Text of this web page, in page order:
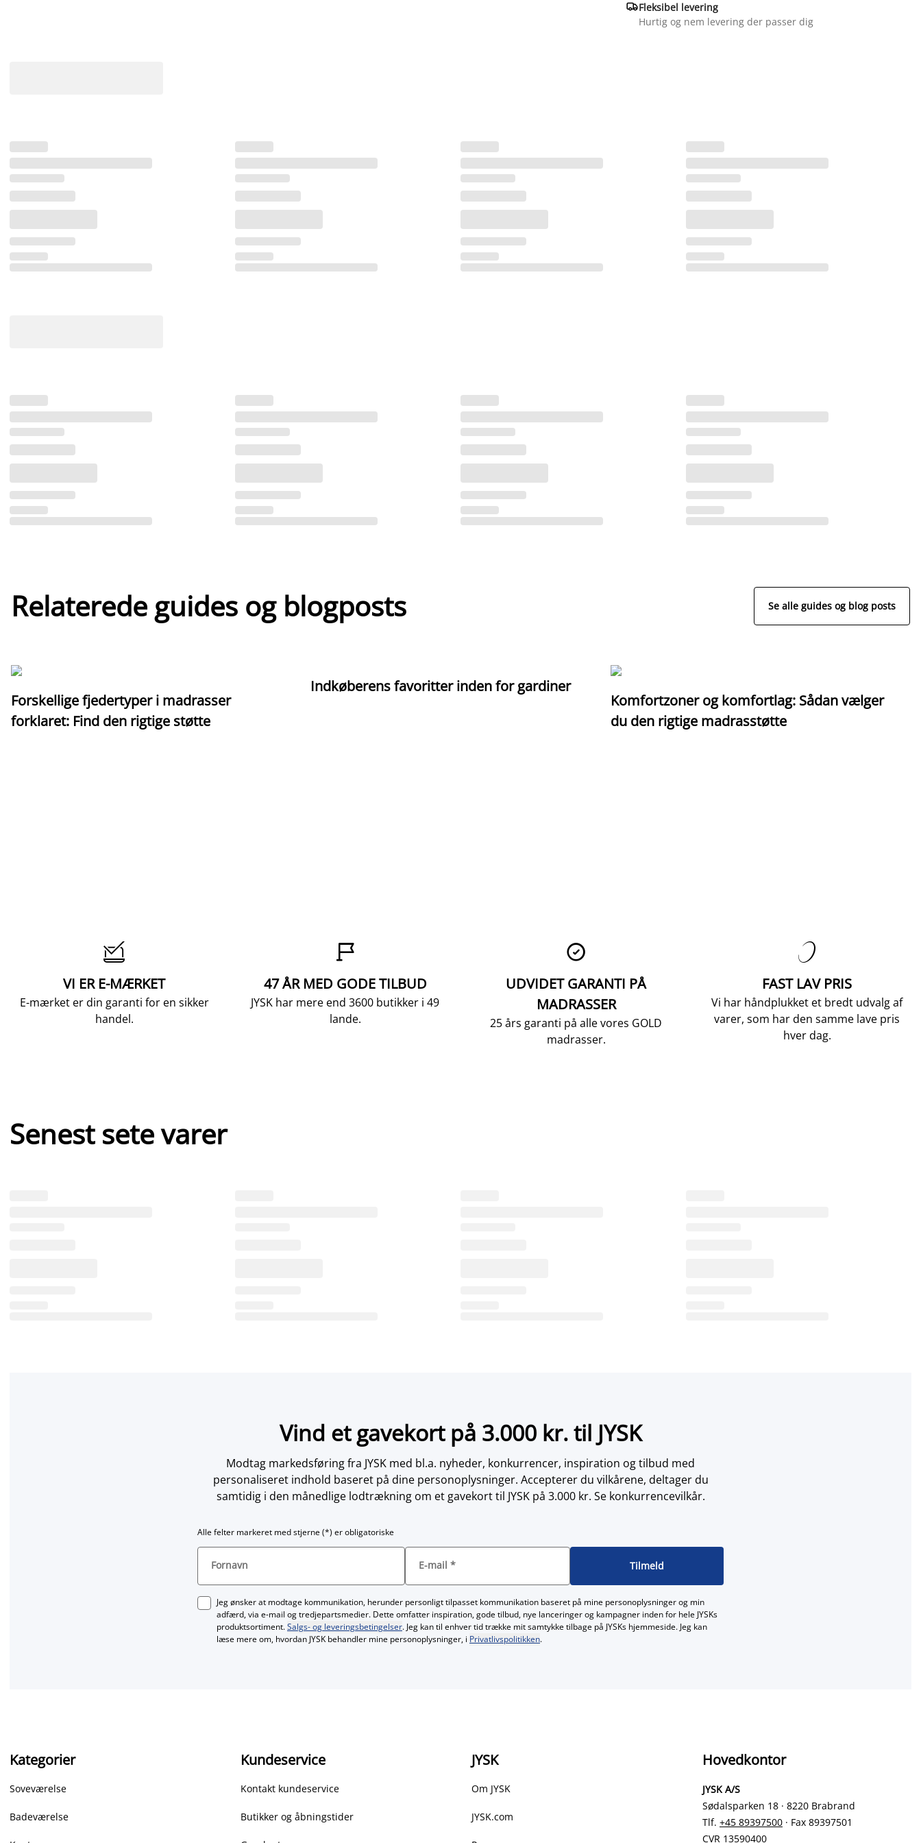
Fleksibel levering
Hurtig og nem levering der passer dig
Relaterede guides og blogposts Se alle guides og blog posts
Forskellige fjedertyper i madrasser
forklaret: Find den rigtige støtte
Indkøberens favoritter inden for gardiner
Komfortzoner og komfortlag: Sådan vælger
du den rigtige madrasstøtte

VI ER E-MÆRKET
E-mærket er din garanti for en sikker
handel.

47 ÅR MED GODE TILBUD
JYSK har mere end 3600 butikker i 49
lande.

UDVIDET GARANTI PÅ
MADRASSER
25 års garanti på alle vores GOLD
madrasser.

FAST LAV PRIS
Vi har håndplukket et bredt udvalg af
varer, som har den samme lave pris
hver dag.
Senest sete varer
Vind et gavekort på 3.000 kr. til JYSK
Modtag markedsføring fra JYSK med bl.a. nyheder, konkurrencer, inspiration og tilbud med
personaliseret indhold baseret på dine personoplysninger. Accepterer du vilkårene, deltager du
samtidig i den månedlige lodtrækning om et gavekort til JYSK på 3.000 kr. Se konkurrencevilkår.
Alle felter markeret med stjerne (*) er obligatoriske
Fornavn E-mail * Tilmeld
Jeg ønsker at modtage kommunikation, herunder personligt tilpasset kommunikation baseret på mine personoplysninger og min
adfærd, via e‑mail og tredjepartsmedier. Dette omfatter inspiration, gode tilbud, nye lanceringer og kampagner inden for hele JYSKs
produktsortiment.Salgs- og leveringsbetingelser. Jeg kan til enhver tid trække mit samtykke tilbage på JYSKs hjemmeside. Jeg kan
læse mere om, hvordan JYSK behandler mine personoplysninger, i Privatlivspolitikken.
Kategorier
Soveværelse
Badeværelse
Kundeservice
Kontakt kundeservice
Butikker og åbningstider
JYSK
Om JYSK
JYSK.com
Hovedkontor
JYSK A/S
Sødalsparken 18 · 8220 Brabrand
Tlf. +45 89397500 · Fax 89397501
CVR 13590400